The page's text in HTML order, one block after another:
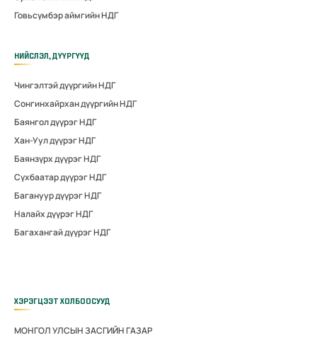
Говьсүмбэр аймгийн НДГ
НИЙСЛЭЛ, ДҮҮРГҮҮД
Чингэлтэй дүүргийн НДГ
Сонгинхайрхан дүүргийн НДГ
Баянгол дүүрэг НДГ
Хан-Уул дүүрэг НДГ
Баянзүрх дүүрэг НДГ
Сүхбаатар дүүрэг НДГ
Багануур дүүрэг НДГ
Налайх дүүрэг НДГ
Багахангай дүүрэг НДГ
ХЭРЭГЦЭЭТ ХОЛБООСУУД
МОНГОЛ УЛСЫН ЗАСГИЙН ГАЗАР